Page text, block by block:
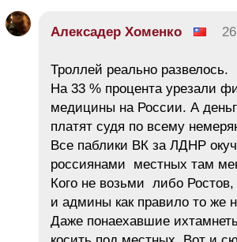
Алексадер Хоменко
Троллей реально развелось.
На 33 % процента урезали
медицины на России. А
платят судя по всему
Все паблики ВК за ЛДНР
россиянами местных там
Кого не возьми либо
и админы как правило то же
Даже понаехавшие